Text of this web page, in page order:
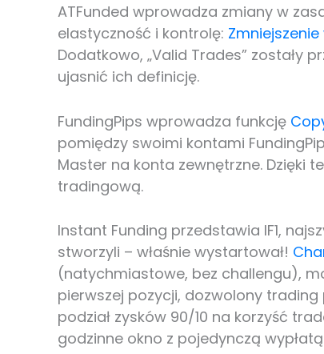
ATFunded wprowadza zmiany w
elastyczność i kontrolę:
Dodatkowo, „Valid Trades” zostały
ujasnić ich definicję.
FundingPips wprowadza funkcję
pomiędzy swoimi kontami
Master na konta zewnętrzne. Dzięki
tradingową.
Instant Funding przedstawia IF1,
stworzyli – właśnie wystartował!
(natychmiastowe, bez challengu),
pierwszej pozycji, dozwolony
podział zysków 90/10 na korzyść
godzinne okno z pojedynczą